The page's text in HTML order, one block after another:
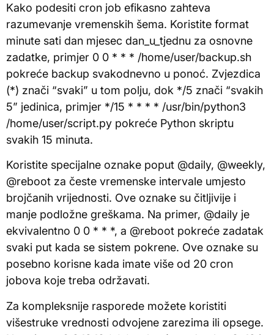
Kako podesiti cron job efikasno zahteva
razumevanje vremenskih šema. Koristite format
minute sati dan mjesec dan_u_tjednu za osnovne
zadatke, primjer 0 0 * * * /home/user/backup.sh
pokreće backup svakodnevno u ponoć. Zvjezdica
(*) znači “svaki” u tom polju, dok */5 znači “svakih
5” jedinica, primjer */15 * * * * /usr/bin/python3
/home/user/script.py pokreće Python skriptu
svakih 15 minuta.
Koristite specijalne oznake poput @daily, @weekly,
@reboot za česte vremenske intervale umjesto
brojčanih vrijednosti. Ove oznake su čitljivije i
manje podložne greškama. Na primer, @daily je
ekvivalentno 0 0 * * *, a @reboot pokreće zadatak
svaki put kada se sistem pokrene. Ove oznake su
posebno korisne kada imate više od 20 cron
jobova koje treba održavati.
Za kompleksnije rasporede možete koristiti
višestruke vrednosti odvojene zarezima ili opsege.